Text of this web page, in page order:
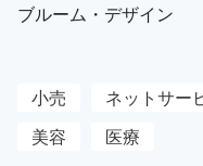
ブルーム・デザイン
小売 ネットサー
美容
医療